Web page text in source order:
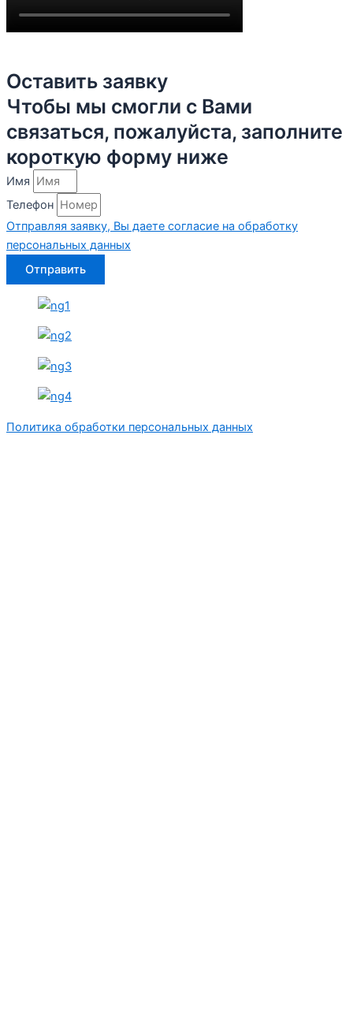
Оставить заявку
Чтобы мы смогли с Вами
связаться, пожалуйста, заполните
короткую форму ниже
Имя
Телефон
Отправляя заявку, Вы даете согласие на обработку
персональных данных
Отправить
Политика обработки персональных данных